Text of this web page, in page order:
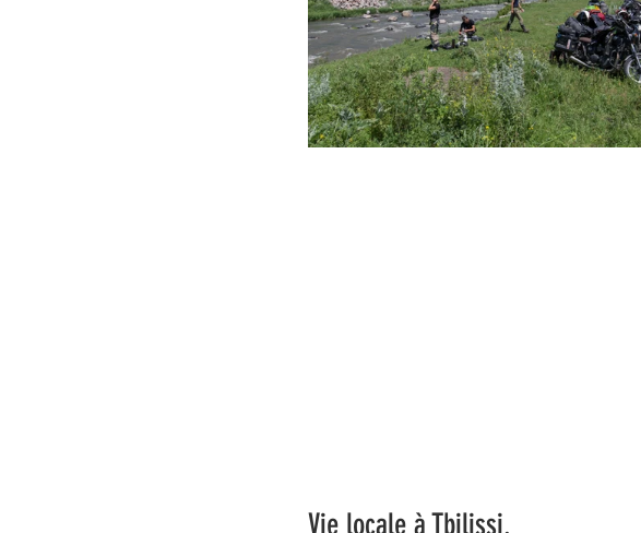
Vie locale à Tbilissi.